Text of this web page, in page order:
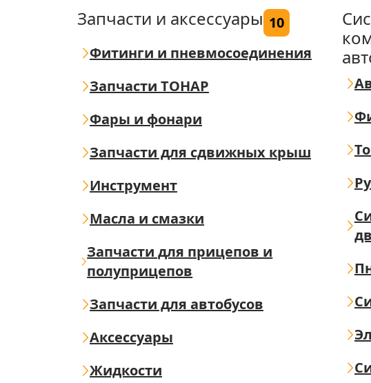
Запчасти и аксессуары 10
Фитинги и пневмосоединения
Запчасти ТОНАР
Фары и фонари
Запчасти для сдвижных крыш
Инструмент
Масла и смазки
Запчасти для прицепов и
полуприцепов
Запчасти для автобусов
Аксессуары
Жидкости